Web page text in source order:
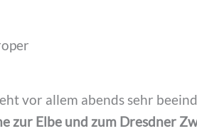
vor allem abends sehr
zur Elbe und zum Dresdner